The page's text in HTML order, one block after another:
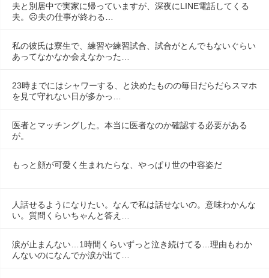
夫と別居中で実家に帰っていますが、深夜にLINE電話してくる
夫。☹️夫の仕事が終わる…
私の彼氏は寮生で、練習や練習試合、試合がとんでもないぐらい
あってなかなか会えなかった…
23時までにはシャワーする、と決めたものの毎日だらだらスマホ
を見て守れない日が多かっ…
医者とマッチングした。本当に医者なのか確認する必要がある
が。
もっと顔が可愛く生まれたらな、やっぱり世の中容姿だ
人話せるようになりたい。なんで私は話せないの。意味わかんな
い。質問くらいちゃんと答え…
涙が止まんない…1時間くらいずっと泣き続けてる…理由もわか
んないのになんでか涙が出て…